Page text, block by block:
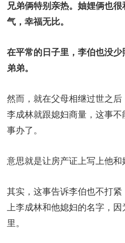
兄弟俩特别亲热。妯娌俩也
气，幸福无比。
在平常的日子里，李伯也没
弟弟。
然而，就在父母相继过世之后
李成林就跟媳妇商量，这事
事办了。
意思就是让房产证上写上他和
其实，这事告诉李伯也不打
上李成林和他媳妇的名字，
里。